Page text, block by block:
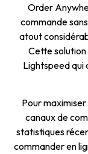
Order
commande
atout
Cette solution
Lightspeed qui
Pour
canaux de
statistiques
commander en